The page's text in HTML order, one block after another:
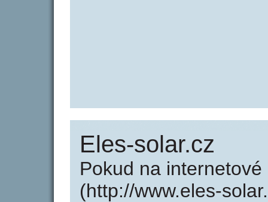
Eles-solar.cz
Pokud na
(http://www.eles-